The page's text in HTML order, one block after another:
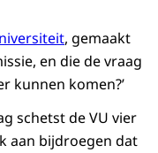
, gemaakt
en die de vraag
kunnen komen?’
schetst de VU vier
aan bijdroegen dat